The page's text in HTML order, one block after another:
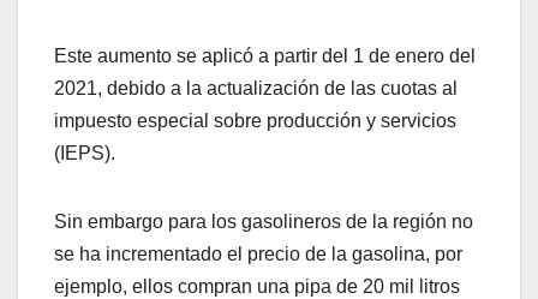
Este aumento se aplicó a partir del 1 de enero del
2021, debido a la actualización de las cuotas al
impuesto especial sobre producción y servicios
(IEPS).
Sin embargo para los gasolineros de la región no
se ha incrementado el precio de la gasolina, por
ejemplo, ellos compran una pipa de 20 mil litros